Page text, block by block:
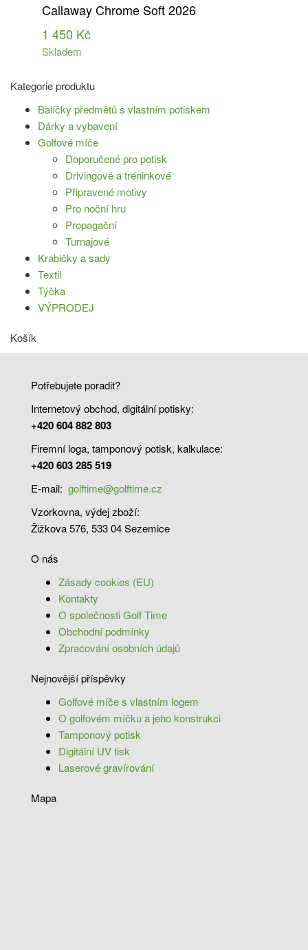
Callaway Chrome Soft 2026
1 450 Kč
Skladem
Kategorie produktu
Balíčky předmětů s vlastním potiskem
Dárky a vybavení
Golfové míče
Doporučené pro potisk
Drivingové a tréninkové
Připravené motivy
Pro noční hru
Propagační
Turnajové
Krabičky a sady
Textil
Týčka
VÝPRODEJ
Košík
Potřebujete poradit?
Internetový obchod, digitální potisky:
+420 604 882 803
Firemní loga, tamponový potisk, kalkulace:
+420 603 285 519
E-mail: golftime@golftime.cz
Vzorkovna, výdej zboží:
Žižkova 576, 533 04 Sezemice
O nás
Zásady cookies (EU)
Kontakty
O společnosti Golf Time
Obchodní podmínky
Zpracování osobních údajů
Nejnovější příspěvky
Golfové míče s vlastním logem
O golfovém míčku a jeho konstrukci
Tamponový potisk
Digitální UV tisk
Laserové gravírování
Mapa